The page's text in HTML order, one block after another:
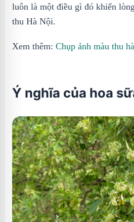
luôn là một điều gì đó khiến
thu Hà Nội.
Xem thêm: Chụp ảnh màu thu
Ý nghĩa của hoa